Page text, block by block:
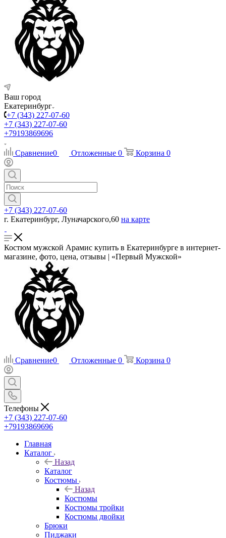
Ваш город
Екатеринбург
+7 (343) 227-07-60
+7 (343) 227-07-60
+79193869696
Сравнение0 Отложенные 0 Корзина 0
+7 (343) 227-07-60
г. Екатеринбург, Луначарского,60 на карте
Костюм мужской Арамис купить в Екатеринбурге в интернет-
магазине, фото, цена, отзывы | «Первый Мужской»
Сравнение0 Отложенные 0 Корзина 0
Телефоны
+7 (343) 227-07-60
+79193869696
Главная
Каталог
Назад
Каталог
Костюмы
Назад
Костюмы
Костюмы тройки
Костюмы двойки
Брюки
Пиджаки